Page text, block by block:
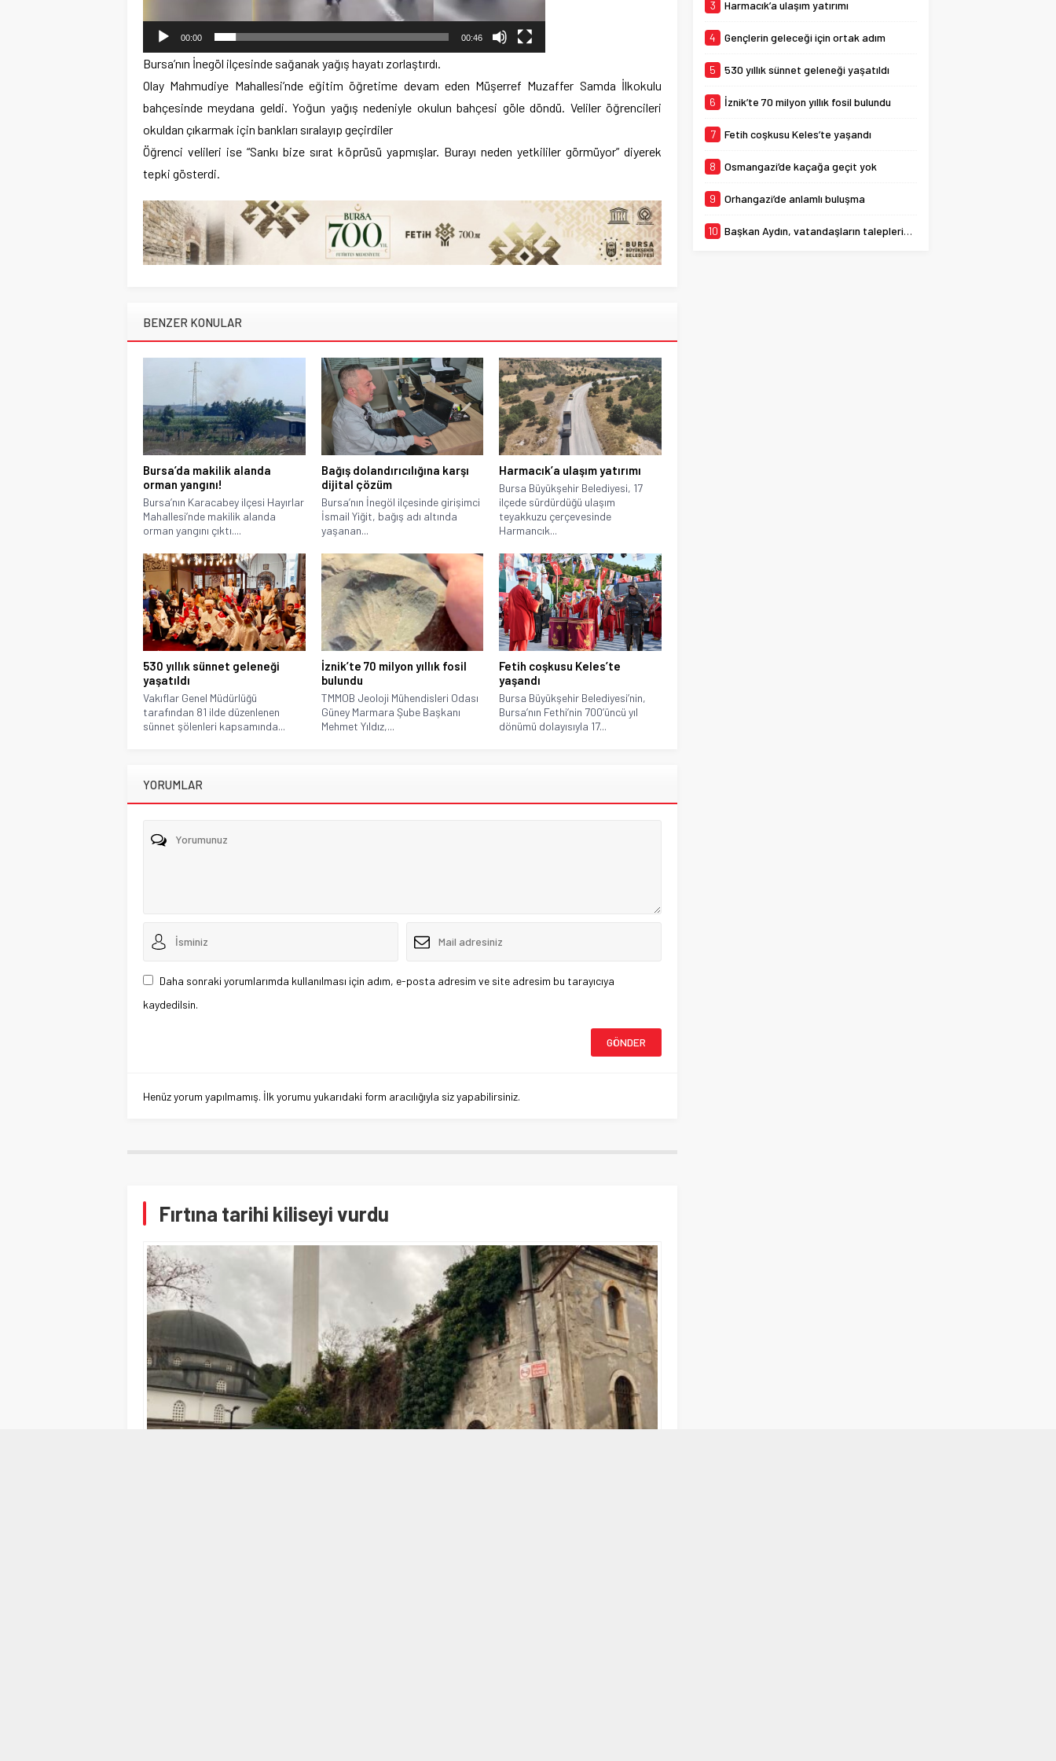
00:00 00:46
Bursa’nın İnegöl ilçesinde sağanak yağış hayatı zorlaştırdı.
Olay Mahmudiye Mahallesi’nde eğitim öğretime devam eden Müşerref Muzaffer Samda İlkokulu
bahçesinde meydana geldi. Yoğun yağış nedeniyle okulun bahçesi göle döndü. Veliler öğrencileri
okuldan çıkarmak için bankları sıralayıp geçirdiler
Öğrenci velileri ise “Sankı bize sırat köprüsü yapmışlar. Burayı neden yetkililer görmüyor” diyerek
tepki gösterdi.
BENZER KONULAR
Bursa’da makilik alanda
orman yangını!
Bursa’nın Karacabey ilçesi Hayırlar
Mahallesi’nde makilik alanda
orman yangını çıktı....
Bağış dolandırıcılığına karşı
dijital çözüm
Bursa’nın İnegöl ilçesinde girişimci
İsmail Yiğit, bağış adı altında
yaşanan...
Harmacık’a ulaşım yatırımı
Bursa Büyükşehir Belediyesi, 17
ilçede sürdürdüğü ulaşım
teyakkuzu çerçevesinde
Harmancık...
530 yıllık sünnet geleneği
yaşatıldı
Vakıflar Genel Müdürlüğü
tarafından 81 ilde düzenlenen
sünnet şölenleri kapsamında...
İznik’te 70 milyon yıllık fosil
bulundu
TMMOB Jeoloji Mühendisleri Odası
Güney Marmara Şube Başkanı
Mehmet Yıldız,...
Fetih coşkusu Keles’te
yaşandı
Bursa Büyükşehir Belediyesi’nin,
Bursa’nın Fethi’nin 700’üncü yıl
dönümü dolayısıyla 17...
YORUMLAR
Daha sonraki yorumlarımda kullanılması için adım, e-posta adresim ve site adresim bu tarayıcıya
kaydedilsin.
Henüz yorum yapılmamış. İlk yorumu yukarıdaki form aracılığıyla siz yapabilirsiniz.
Fırtına tarihi kiliseyi vurdu
Büyükşehir Belediyesi
3 Harmacık’a ulaşım yatırımı
4 Gençlerin geleceği için ortak adım
5 530 yıllık sünnet geleneği yaşatıldı
6 İznik’te 70 milyon yıllık fosil bulundu
7 Fetih coşkusu Keles’te yaşandı
8 Osmangazi’de kaçağa geçit yok
9 Orhangazi’de anlamlı buluşma
10 Başkan Aydın, vatandaşların taleplerini dinledi